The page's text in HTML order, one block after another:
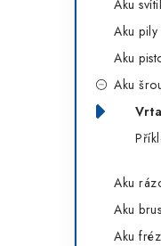
Aku
Aku pily
Aku
Aku
Aku
Aku
Aku